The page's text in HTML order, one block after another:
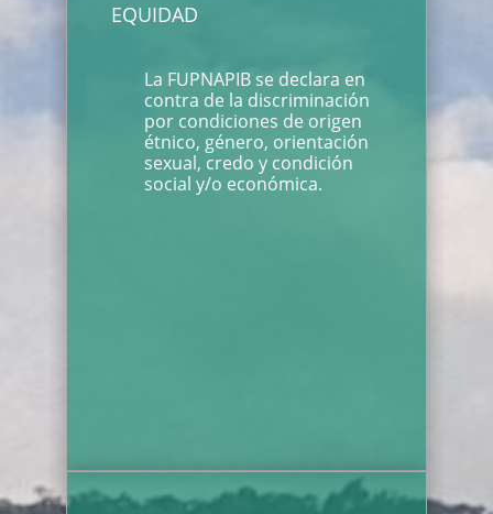
EQUIDAD
La FUPNAPIB se declara en
contra de la discriminación
por condiciones de origen
étnico, género, orientación
sexual, credo y condición
social y/o económica.